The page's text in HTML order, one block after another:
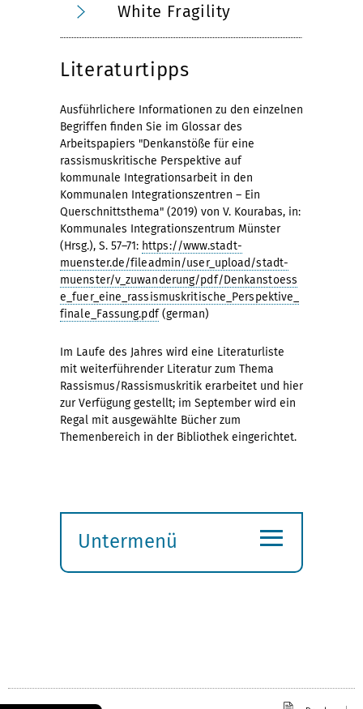
White Fragility
Literaturtipps
Ausführlichere Informationen zu den einzelnen
Begriffen finden Sie im Glossar des
Arbeitspapiers "Denkanstöße für eine
rassismuskritische Perspektive auf
kommunale Integrationsarbeit in den
Kommunalen Integrationszentren – Ein
Querschnittsthema" (2019) von V. Kourabas, in:
Kommunales Integrationszentrum Münster
(Hrsg.), S. 57–71: https://www.stadt-
muenster.de/fileadmin/user_upload/stadt-
muenster/v_zuwanderung/pdf/Denkanstoess
e_fuer_eine_rassismuskritische_Perspektive_
finale_Fassung.pdf(german)
Im Laufe des Jahres wird eine Literaturliste
mit weiterführender Literatur zum Thema
Rassismus/Rassismuskritik erarbeitet und hier
zur Verfügung gestellt; im September wird ein
Regal mit ausgewählte Bücher zum
Themenbereich in der Bibliothek eingerichtet.
Untermenü
≡